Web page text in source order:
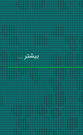
بیشتر ...